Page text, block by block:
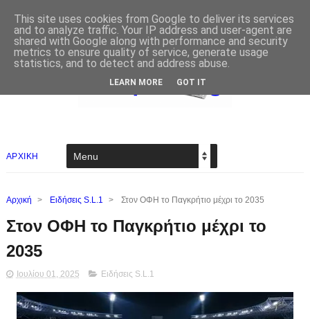
ΑΡΧΙΚΗ
Αρχική > Ειδήσεις S.L.1 > Στον ΟΦΗ το Παγκρήτιο μέχρι το 2035
Στον ΟΦΗ το Παγκρήτιο μέχρι το
2035
Ιουλίου 01, 2025 Ειδήσεις S.L.1
This site uses cookies from Google to deliver its services
and to analyze traffic. Your IP address and user-agent are
shared with Google along with performance and security
metrics to ensure quality of service, generate usage
statistics, and to detect and address abuse.
LEARN MORE GOT IT